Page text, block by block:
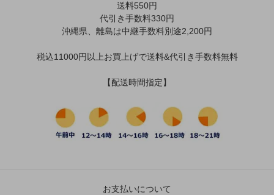
送料550円
代引き手数料330円
沖縄県、離島は中継手数料別途2,200円
税込11000円以上お買上げで送料&代引き手数料無料
【配送時間指定】
お支払いについて